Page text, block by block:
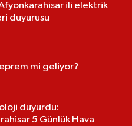
ili elektrik
duyurusu
mi geliyor?
duyurdu:
5 Günlük Hava